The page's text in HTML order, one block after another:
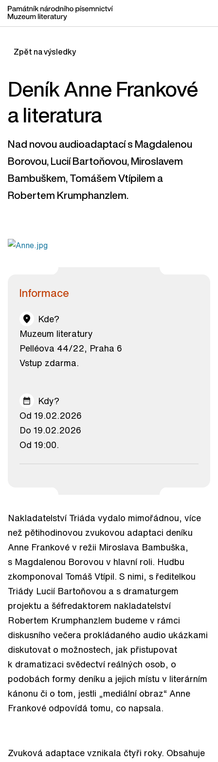
Zpět na výsledky
Deník Anne Frankové
a literatura
Nad novou audioadaptací s Magdalenou
Borovou, Lucií Bartoňovou, Miroslavem
Bambuškem, Tomášem Vtípilem a
Robertem Krumphanzlem.
Informace
Kde?
Muzeum literatury
Pelléova 44/22, Praha 6
Vstup zdarma.
Kdy?
Od 19.02.2026
Do 19.02.2026
Od 19:00.
Nakladatelství Triáda vydalo mimořádnou, více
než pětihodinovou zvukovou adaptaci deníku
Anne Frankové v režii Miroslava Bambuška,
s Magdalenou Borovou v hlavní roli. Hudbu
zkomponoval Tomáš Vtípil. S nimi, s ředitelkou
Triády Lucií Bartoňovou a s dramaturgem
projektu a šéfredaktorem nakladatelství
Robertem Krumphanzlem budeme v rámci
diskusního večera prokládaného audio ukázkami
diskutovat o možnostech, jak přistupovat
k dramatizaci svědectví reálných osob, o
podobách formy deníku a jejich místu v literárním
kánonu či o tom, jestli „mediální obraz“ Anne
Frankové odpovídá tomu, co napsala.
Zvuková adaptace vznikala čtyři roky. Obsahuje